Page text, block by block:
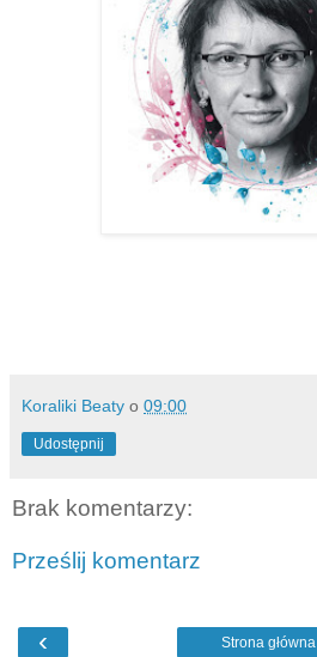
Koraliki Beaty o 09:00
Udostępnij
Brak komentarzy:
Prześlij komentarz
‹ Strona główna